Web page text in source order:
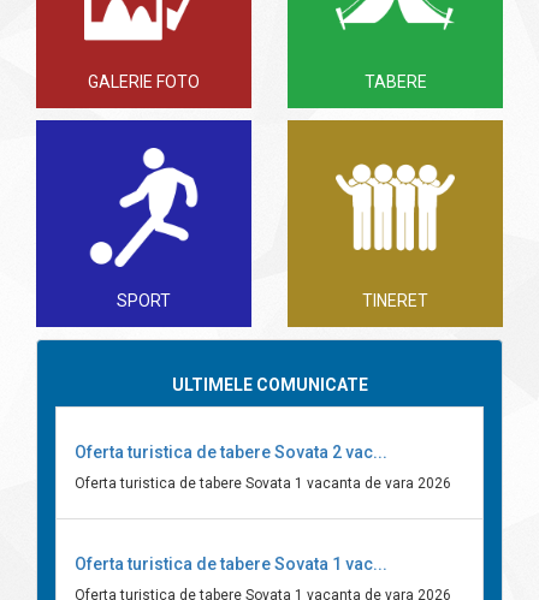
GALERIE FOTO TABERE
SPORT TINERET
ULTIMELE COMUNICATE
Oferta turistica de tabere Sovata 2 vac...
Oferta turistica de tabere Sovata 1 vacanta de vara 2026
Oferta turistica de tabere Sovata 1 vac...
Oferta turistica de tabere Sovata 1 vacanta de vara 2026